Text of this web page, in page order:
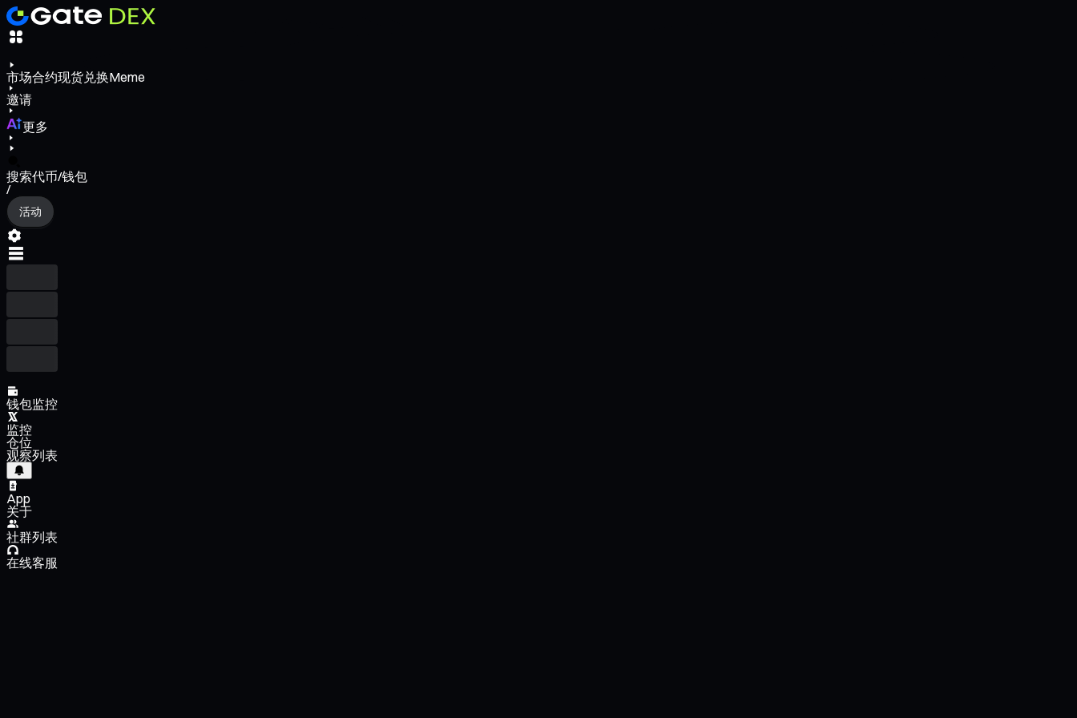
市场合约现货兑换Meme
邀请
更多
搜索代币/钱包
/
活动
钱包监控
监控
仓位
观察列表
App
关于
社群列表
在线客服